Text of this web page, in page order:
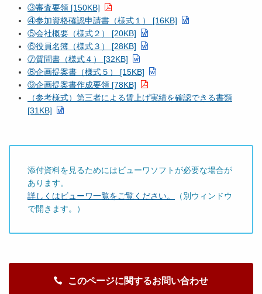
③審査要領 [150KB]
④参加資格確認申請書（様式１） [16KB]
⑤会社概要（様式２） [20KB]
⑥役員名簿（様式３） [28KB]
⑦質問書（様式４） [32KB]
⑧企画提案書（様式５） [15KB]
⑨企画提案書作成要領 [78KB]
（参考様式）第三者による賃上げ実績を確認できる書類
[31KB]
添付資料を見るためにはビューワソフトが必要な場合が
あります。
詳しくはビューワ一覧をご覧ください。
（別ウィンドウ
で開きます。）
このページに関するお問い合わせ